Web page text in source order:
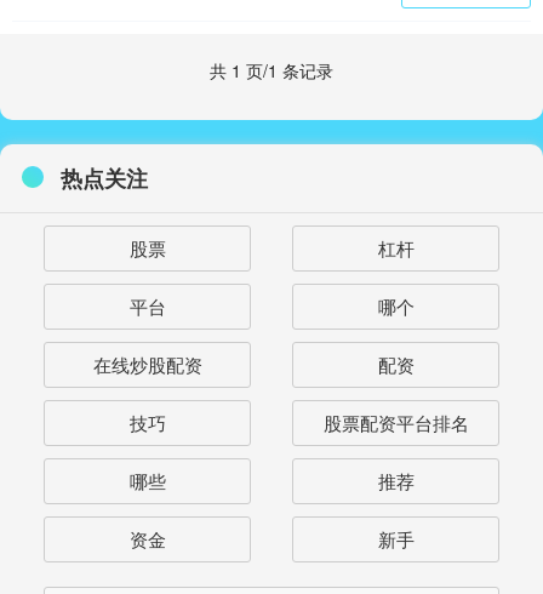
共 1 页/1 条记录
热点关注
股票 杠杆
平台 哪个
在线炒股配资 配资
技巧 股票配资平台排名
哪些 推荐
资金 新手